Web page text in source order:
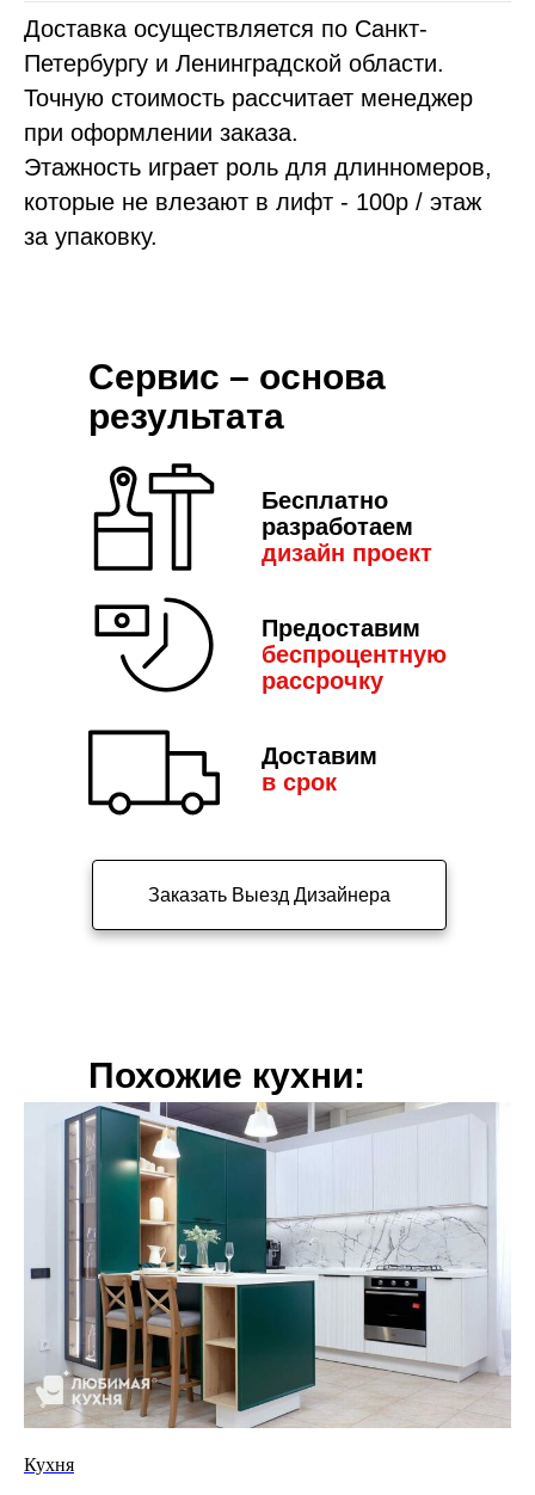
Доставка осуществляется по Санкт-
Петербургу и Ленинградской области.
Точную стоимость рассчитает менеджер
при оформлении заказа.
Этажность играет роль для длинномеров,
которые не влезают в лифт - 100р / этаж
за упаковку.
Бесплатно
разработаем
дизайн проект
Предоставим
беспроцентную
рассрочку
Доставим
в срок
Сервис – основа
результата
Заказать Выезд Дизайнера
Похожие кухни:
Кухня